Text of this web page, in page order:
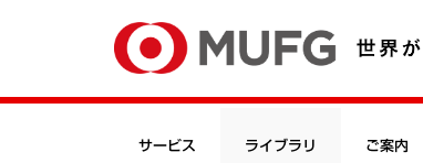
サービス ライブラリ ご案内